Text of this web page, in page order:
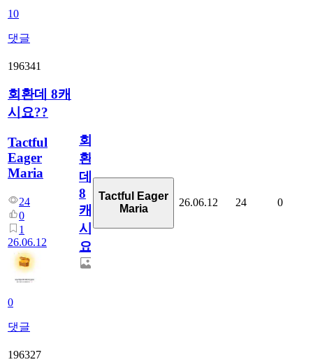
10
댓글
196341
회환데 8캐
시요??
Tactful
Eager
Maria
24
0
1
26.06.12
0
댓글
회
환
데
8
캐
시
요??
Tactful Eager
Maria
26.06.12 24 0
196327